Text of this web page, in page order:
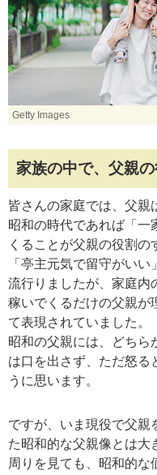
Getty Images
家族の中で、父親
皆さんの家庭では、父親
昭和の時代であれば「一
くることが父親の役割の
「亭主元気で留守がい
流行りましたが、家庭内
稼いでくるだけの父親が
て表現されていました。
昭和の父親には、どちら
は口を出さず、ただ怒る
うに思います。
ですが、いま現役で父親
た昭和的な父親像とは大
周りを見ても、昭和的な